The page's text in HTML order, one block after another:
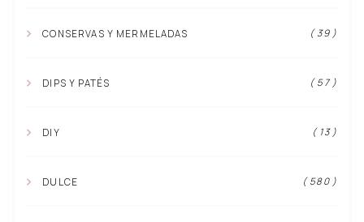
CONSERVAS Y MERMELADAS ( 39 )
DIPS Y PATÉS ( 57 )
DIY ( 13 )
DULCE ( 580 )